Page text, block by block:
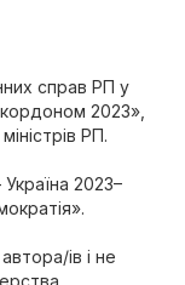
справ РП у
2023»,
РП.
2023–
ів і не